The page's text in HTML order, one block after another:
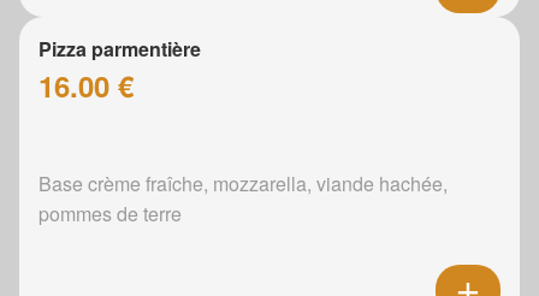
Pizza parmentière
16.00 €
Base crème fraîche, mozzarella, viande hachée,
pommes de terre